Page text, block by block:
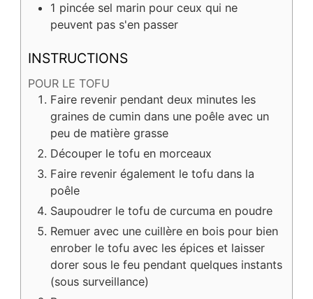
1 pincée sel marin pour ceux qui ne
peuvent pas s'en passer
INSTRUCTIONS
POUR LE TOFU
Faire revenir pendant deux minutes les
graines de cumin dans une poêle avec un
peu de matière grasse
Découper le tofu en morceaux
Faire revenir également le tofu dans la
poêle
Saupoudrer le tofu de curcuma en poudre
Remuer avec une cuillère en bois pour bien
enrober le tofu avec les épices et laisser
dorer sous le feu pendant quelques instants
(sous surveillance)